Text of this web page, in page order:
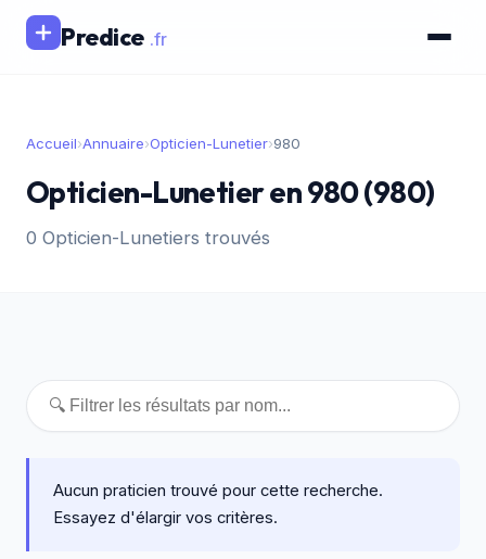
Predice .fr
Accueil›Annuaire›Opticien-Lunetier›980
Opticien-Lunetier en 980 (980)
0 Opticien-Lunetiers trouvés
Aucun praticien trouvé pour cette recherche.
Essayez d'élargir vos critères.